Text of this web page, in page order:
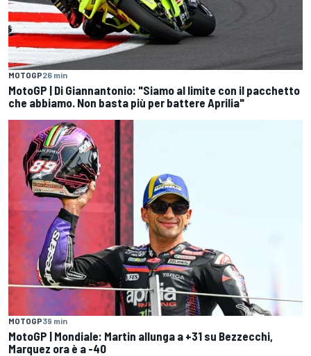
MOTOGP26 min
MotoGP | Di Giannantonio: "Siamo al limite con il pacchetto
che abbiamo. Non basta più per battere Aprilia"
MOTOGP39 min
MotoGP | Mondiale: Martin allunga a +31 su Bezzecchi,
Marquez ora è a -40